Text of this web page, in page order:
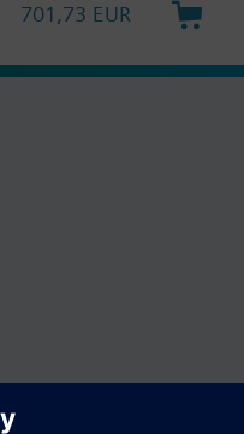
701,73 EUR